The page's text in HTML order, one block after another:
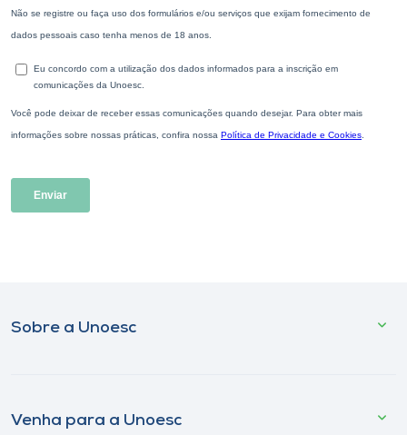
Sobre a Unoesc
Venha para a Unoesc